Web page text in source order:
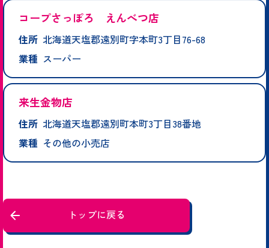
コープさっぽろ えんべつ店
住所 北海道天塩郡遠別町字本町3丁目76-68
業種 スーパー
来生金物店
住所 北海道天塩郡遠別町本町3丁目38番地
業種 その他の小売店
トップに戻る